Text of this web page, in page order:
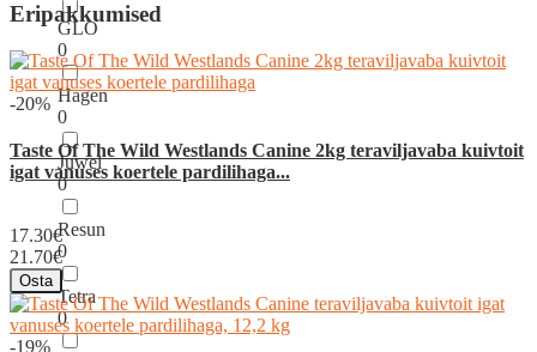
GLO
0
Hagen
0
Juwel
0
Resun
0
Tetra
0
Eripakkumised
-20%
Taste Of The Wild Westlands Canine 2kg teraviljavaba kuivtoit
igat vanuses koertele pardilihaga...
17.30€
21.70€
Osta
-19%